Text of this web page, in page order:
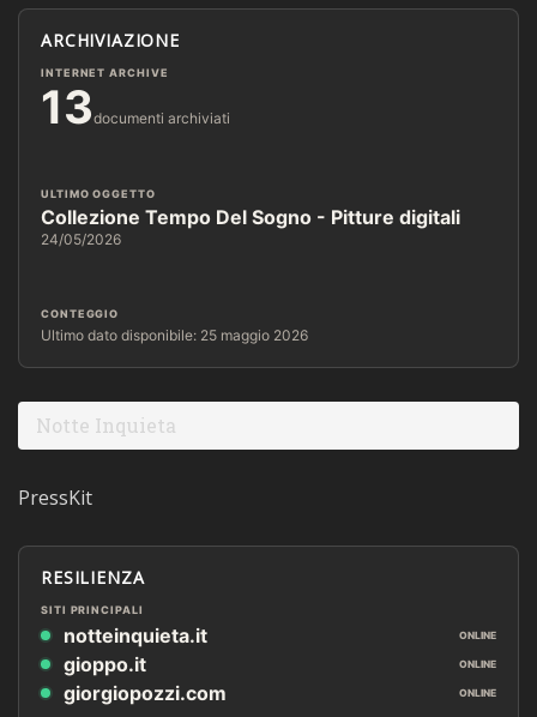
ARCHIVIAZIONE
INTERNET ARCHIVE
13documenti archiviati
ULTIMO OGGETTO
Collezione Tempo Del Sogno - Pitture digitali
24/05/2026
CONTEGGIO
Ultimo dato disponibile: 25 maggio 2026
Notte Inquieta
PressKit
RESILIENZA
SITI PRINCIPALI
notteinquieta.it ONLINE
gioppo.it ONLINE
giorgiopozzi.com ONLINE